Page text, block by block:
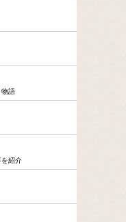
物語
を紹介